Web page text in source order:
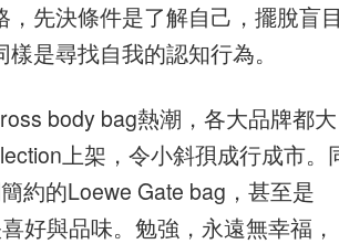
先決條件是了解自己，擺脫盲目
是尋找自我的認知行為。
body bag熱潮，各大品牌都大
上架，令小斜孭成行成市。
約的Loewe Gate bag，甚至是
好與品味。勉強，永遠無幸福，